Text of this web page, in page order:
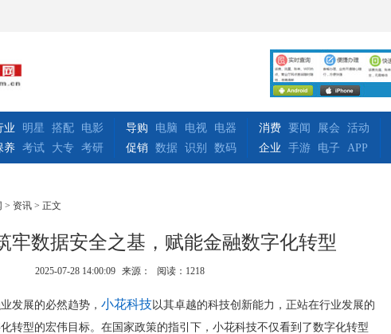
业 明星 搭配
电影
养 考试 大专 考研
导购 电脑 电视
电器
促销
数据 识别 数码
消费 要闻 展会
活动
企业
手游 电子 APP
> 资讯 > 正文
牢数据安全之基，赋能金融数字化转型
2025-07-28 14:00:09 来源： 阅读：1218
发展的必然趋势， 小花科技以其卓越的科技创新能力，正站在行业发展的
转型的宏伟目标。在国家政策的指引下，小花科技不仅看到了数字化转型